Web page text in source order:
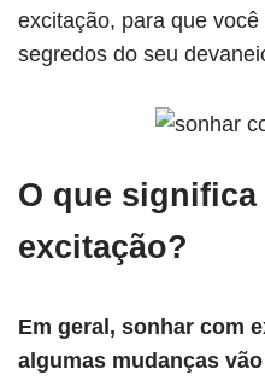
excitação, para que
segredos do seu
O que
excitação?
Em geral, sonhar com
algumas mudanças